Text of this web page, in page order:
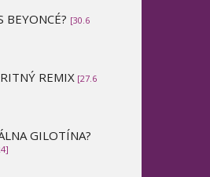
BEYONCÉ? [30.6
REMIX [27.6
GILOTÍNA?